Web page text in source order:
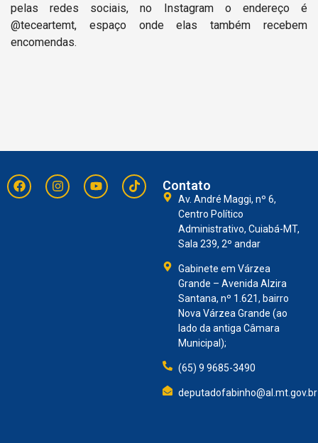
pelas redes sociais, no Instagram o endereço é
@teceartemt, espaço onde elas também recebem
encomendas.
Contato
Av. André Maggi, nº 6,
Centro Político
Administrativo, Cuiabá-MT,
Sala 239, 2º andar
Gabinete em Várzea
Grande – Avenida Alzira
Santana, nº 1.621, bairro
Nova Várzea Grande (ao
lado da antiga Câmara
Municipal);
(65) 9 9685-3490
deputadofabinho@al.mt.gov.br